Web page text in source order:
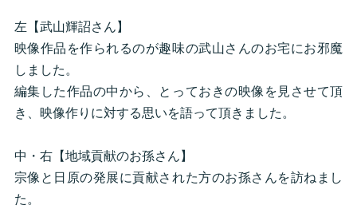
左【武山輝詔さん】
映像作品を作られるのが趣味の武山さんのお宅にお邪魔
しました。
編集した作品の中から、とっておきの映像を見させて頂
き、映像作りに対する思いを語って頂きました。
中・右【地域貢献のお孫さん】
宗像と日原の発展に貢献された方のお孫さんを訪ねまし
た。